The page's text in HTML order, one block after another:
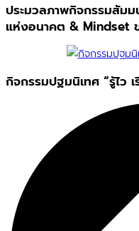
ประมวลภาพกิจกรรมสัมม
แห่งอนาคต & Mindset
กิจกรรมปฐมนิเทศ “รู้ไว